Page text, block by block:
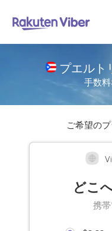
プエルト
手数
ご希望の
どこ
携